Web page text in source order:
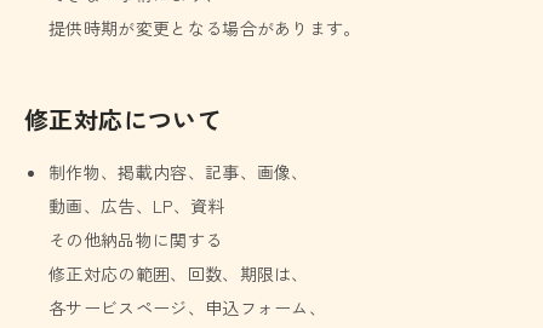
提供時期が変更となる場合があります。
修正対応について
制作物、掲載内容、記事、画像、
動画、広告、LP、資料
その他納品物に関する
修正対応の範囲、回数、期限は、
各サービスページ、申込フォーム、